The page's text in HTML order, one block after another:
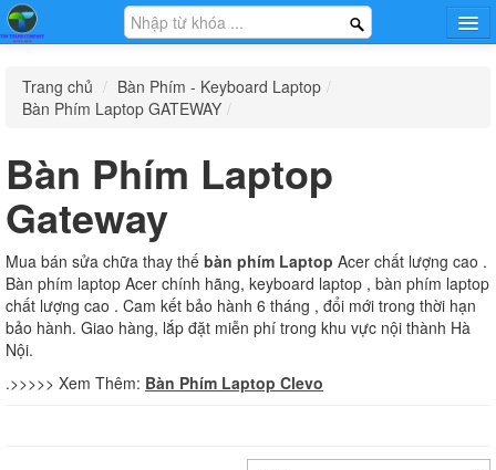
Hướng dẫn
Tin tức
Thông Tin Công Ty
Liên Hệ Mua Sỉ
Sạc - Adapter Laptop Pin - Battery Laptop
Màn Hình - LCD Laptop Phụ Kiện Laptop Khác Laptop Cũ
Dịch Vụ Tin Tức Khuyến Mại
Trang chủ / Bàn Phím - Keyboard Laptop /
Bàn Phím Laptop GATEWAY /
Bàn Phím Laptop
Gateway
Mua bán sửa chữa thay thế bàn phím Laptop Acer chất lượng cao .
Bàn phím laptop Acer chính hãng, keyboard laptop , bàn phím laptop
chất lượng cao . Cam kết bảo hành 6 tháng , đổi mới trong thời hạn
bảo hành. Giao hàng, lắp đặt miễn phí trong khu vực nội thành Hà
Nội.
.>>>>> Xem Thêm: Bàn Phím Laptop Clevo